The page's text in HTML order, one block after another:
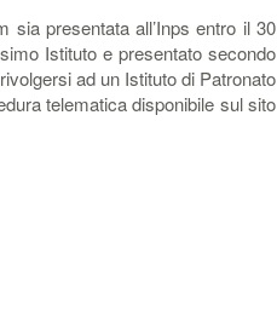
presentata all’Inps entro il 30
Istituto e presentato secondo
ad un Istituto di Patronato
telematica disponibile sul sito